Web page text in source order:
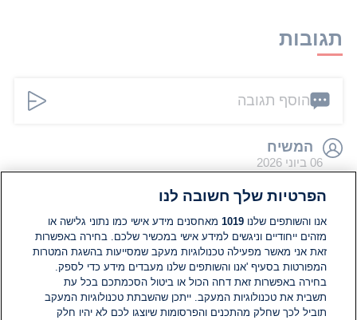
תגובות
הוסף תגובה
המשיח
06 ביוני 2026
המשיח
06 ביוני 2026
חםשו ביוטיוב טיוח רצח כדורי
הגב 0
0
הפרטיות שלך חשובה לנו
אנו והשותפים שלנו1019 מאחסנים מידע אישי כמו נתוני גלישה או
מזהים ייחודיים וניגשים למידע אישי במכשיר שלכם. בחירה באפשרות
זאת אני מאשר מפעילה טכנולוגיות מעקב שמסייעות בהשגת המטרות
המפורטות בסעיף 'אנו והשותפים שלנו מעבדים מידע כדי לספק.
בחירה באפשרות זאת דחה הכול או ביטול הסכמתכם בכל עת
תשבית את טכנולוגיות המעקב. ייתכן שהשבתת טכנולוגיות המעקב
תוביל לכך שחלק מהתכנים והפרסומות שיוצגו לכם לא יהיו חלק